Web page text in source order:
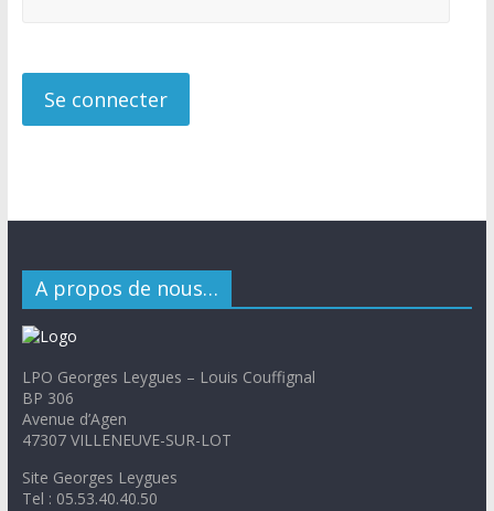
A propos de nous…
LPO Georges Leygues – Louis Couffignal
BP 306
Avenue d’Agen
47307 VILLENEUVE-SUR-LOT
Site Georges Leygues
Tel : 05.53.40.40.50